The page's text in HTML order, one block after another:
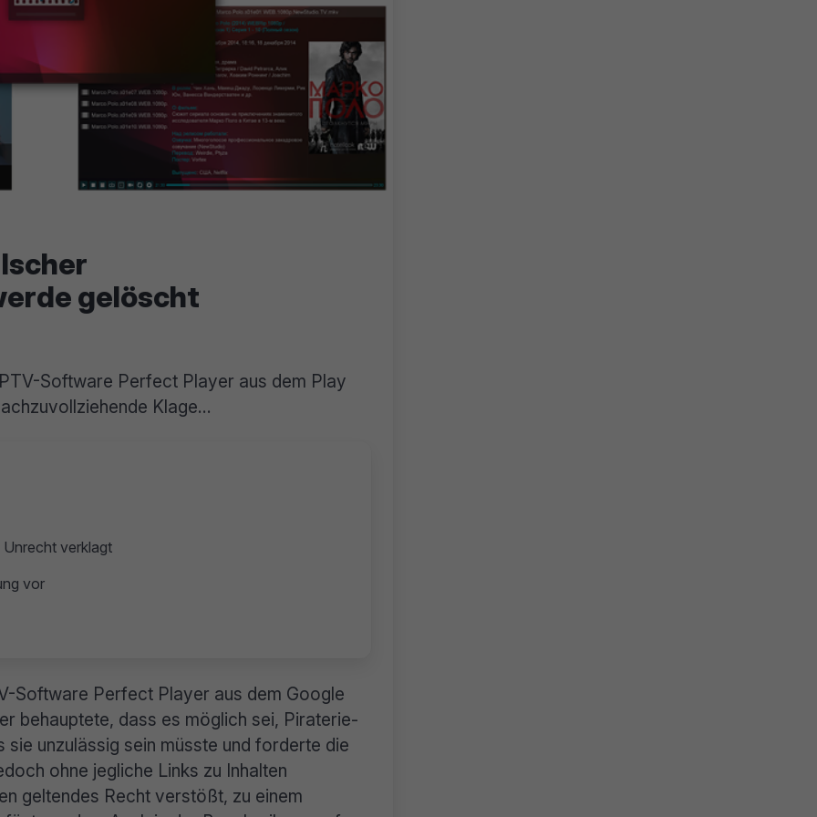
gelöscht
Software Perfect Player aus dem Play
Klage...
verklagt
vor
Software Perfect Player aus dem Google
behauptete, dass es möglich sei, Piraterie-
unzulässig sein müsste und forderte die
ohne jegliche Links zu Inhalten
geltendes Recht verstößt, zu einem